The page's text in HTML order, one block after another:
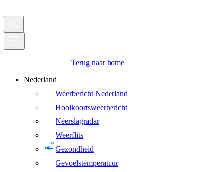
Terug naar home
Nederland
Weerbericht Nederland
Hooikoortsweerbericht
Neerslagradar
Weerflits
Gezondheid
Gevoelstemperatuur